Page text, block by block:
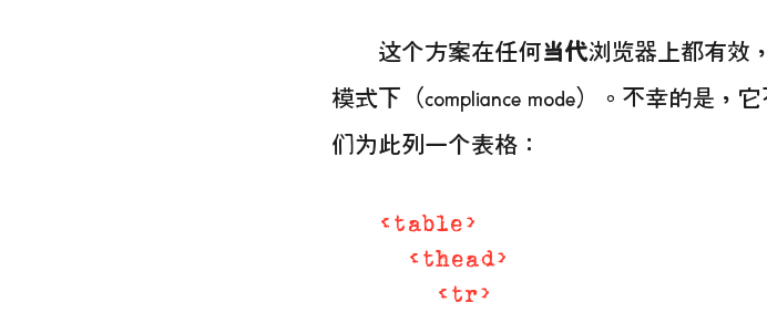
这个方案在任何当代浏览器上都有效
模式下（compliance mode）。不幸的是，
们为此列一个表格：
< table>
< thead>
< tr>